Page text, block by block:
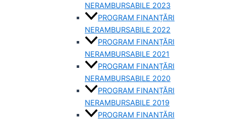
NERAMBURSABILE 2023
PROGRAM FINANȚĂRI
NERAMBURSABILE 2022
PROGRAM FINANȚĂRI
NERAMBURSABILE 2021
PROGRAM FINANȚĂRI
NERAMBURSABILE 2020
PROGRAM FINANȚĂRI
NERAMBURSABILE 2019
PROGRAM FINANTĂRI